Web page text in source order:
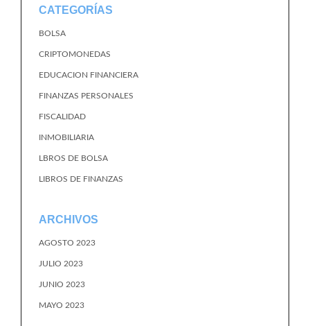
CATEGORÍAS
BOLSA
CRIPTOMONEDAS
EDUCACION FINANCIERA
FINANZAS PERSONALES
FISCALIDAD
INMOBILIARIA
LBROS DE BOLSA
LIBROS DE FINANZAS
ARCHIVOS
AGOSTO 2023
JULIO 2023
JUNIO 2023
MAYO 2023